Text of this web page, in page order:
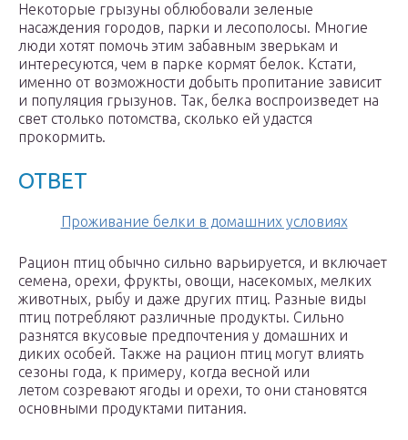
Некоторые грызуны облюбовали зеленые
насаждения городов, парки и лесополосы. Многие
люди хотят помочь этим забавным зверькам и
интересуются, чем в парке кормят белок. Кстати,
именно от возможности добыть пропитание зависит
и популяция грызунов. Так, белка воспроизведет на
свет столько потомства, сколько ей удастся
прокормить.
ОТВЕТ
Проживание белки в домашних условиях
Рацион птиц обычно сильно варьируется, и включает
семена, орехи, фрукты, овощи, насекомых, мелких
животных, рыбу и даже других птиц. Разные виды
птиц потребляют различные продукты. Сильно
разнятся вкусовые предпочтения у домашних и
диких особей. Также на рацион птиц могут влиять
сезоны года, к примеру, когда весной или
летом созревают ягоды и орехи, то они становятся
основными продуктами питания.